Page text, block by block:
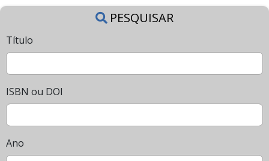
PESQUISAR
Título
ISBN ou DOI
Ano